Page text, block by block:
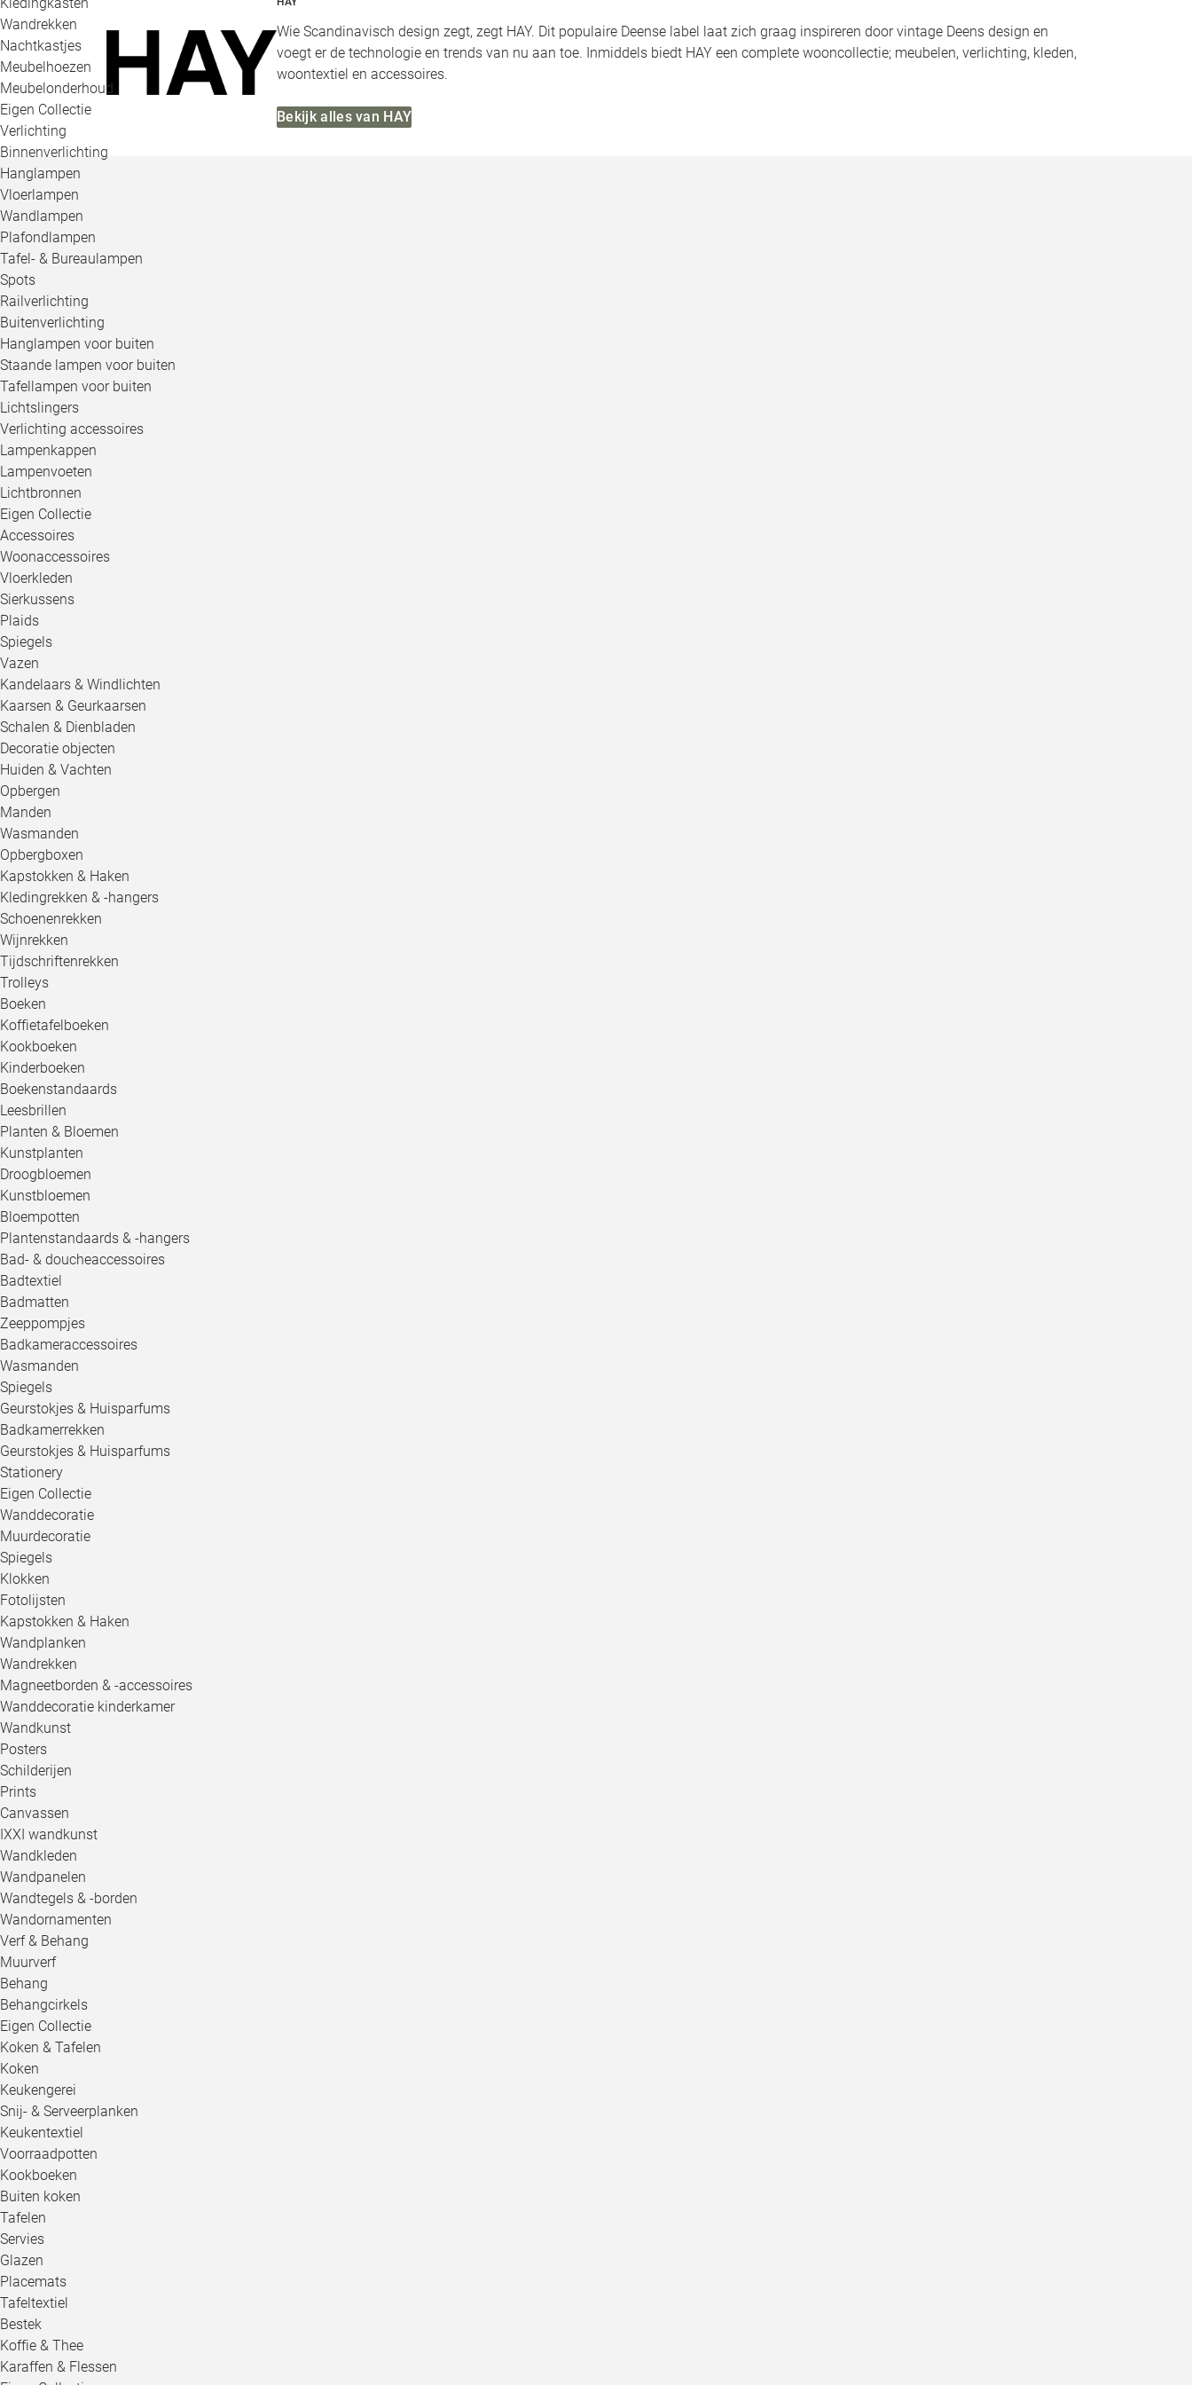
Wandrekken
Nachtkastjes
Meubelhoezen
Meubelonderhoud
Eigen Collectie
Verlichting
Binnenverlichting
Hanglampen
Vloerlampen
Wandlampen
Plafondlampen
Tafel- & Bureaulampen
Spots
Railverlichting
Buitenverlichting
Hanglampen voor buiten
Staande lampen voor buiten
Tafellampen voor buiten
Lichtslingers
Verlichting accessoires
Lampenkappen
Lampenvoeten
Lichtbronnen
Eigen Collectie
Accessoires
Woonaccessoires
Vloerkleden
Sierkussens
Plaids
Spiegels
Vazen
Kandelaars & Windlichten
Kaarsen & Geurkaarsen
Schalen & Dienbladen
Decoratie objecten
Huiden & Vachten
Opbergen
Manden
Wasmanden
Opbergboxen
Kapstokken & Haken
Kledingrekken & -hangers
Schoenenrekken
Wijnrekken
Tijdschriftenrekken
Trolleys
Boeken
Koffietafelboeken
Kookboeken
Kinderboeken
Boekenstandaards
Leesbrillen
Planten & Bloemen
Kunstplanten
Droogbloemen
Kunstbloemen
Bloempotten
Plantenstandaards & -hangers
Bad- & doucheaccessoires
Badtextiel
Badmatten
Zeeppompjes
Badkameraccessoires
Wasmanden
Spiegels
Geurstokjes & Huisparfums
Badkamerrekken
Geurstokjes & Huisparfums
Stationery
Eigen Collectie
Wanddecoratie
Muurdecoratie
Spiegels
Klokken
Fotolijsten
Kapstokken & Haken
Wandplanken
Wandrekken
Magneetborden & -accessoires
Wanddecoratie kinderkamer
Wandkunst
Posters
Schilderijen
Prints
Canvassen
IXXI wandkunst
Wandkleden
Wandpanelen
Wandtegels & -borden
Wandornamenten
Verf & Behang
Muurverf
Behang
Behangcirkels
Eigen Collectie
Koken & Tafelen
Koken
Keukengerei
Snij- & Serveerplanken
Keukentextiel
Voorraadpotten
Kookboeken
Buiten koken
Tafelen
Servies
Glazen
Placemats
Tafeltextiel
Bestek
Koffie & Thee
Karaffen & Flessen
Wie Scandinavisch design zegt, zegt HAY. Dit populaire Deense label laat zich graag inspireren door vintage Deens design en
voegt er de technologie en trends van nu aan toe. Inmiddels biedt HAY een complete wooncollectie; meubelen, verlichting, kleden,
woontextiel en accessoires.
Bekijk alles van HAY